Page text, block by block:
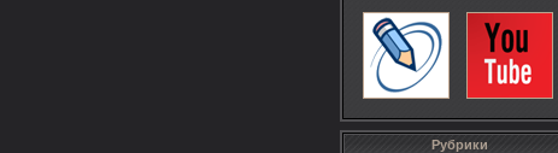
Рубрики